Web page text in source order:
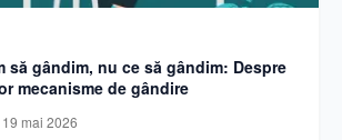
să gândim, nu ce să gândim: Despre
mecanisme de gândire
19 mai 2026